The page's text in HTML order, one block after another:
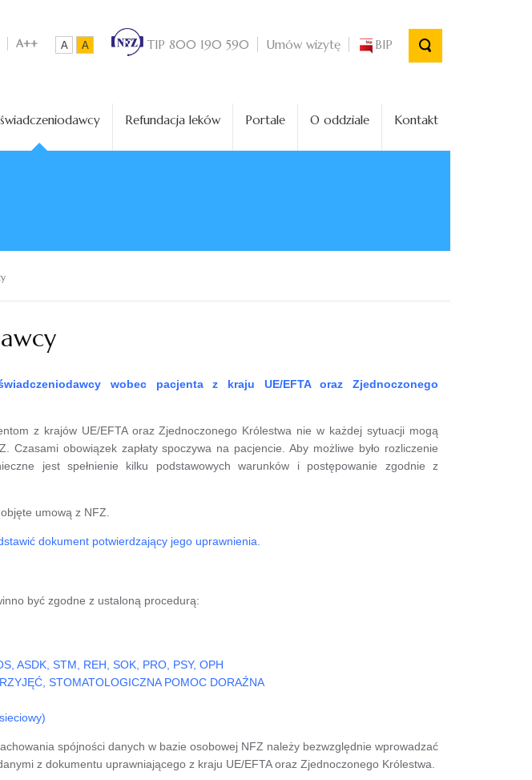
A++ A A TIP 800 190 590 Umów wizytę BIP
Refundacja leków Portale O oddziale Kontakt
wobec pacjenta z kraju UE/EFTA oraz Zjednoczonego
z krajów UE/EFTA oraz Zjednoczonego Królestwa nie w każdej sytuacji mogą
Czasami obowiązek zapłaty spoczywa na pacjencie. Aby możliwe było rozliczenie
jest spełnienie kilku podstawowych warunków i postępowanie zgodnie z
umową z NFZ.
dokument potwierdzający jego uprawnienia
być zgodne z ustaloną procedurą:
ASDK, STM, REH, SOK, PRO, PSY, OPH
STOMATOLOGICZNA POMOC DORAŹNA
spójności danych w bazie osobowej NFZ należy bezwzględnie wprowadzać
z dokumentu uprawniającego z kraju UE/EFTA oraz Zjednoczonego Królestwa.